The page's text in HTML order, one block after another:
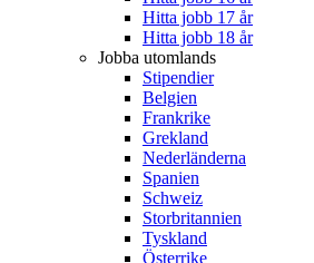
Hitta jobb 17 år
Hitta jobb 18 år
Jobba utomlands
Stipendier
Belgien
Frankrike
Grekland
Nederländerna
Spanien
Schweiz
Storbritannien
Tyskland
Österrike